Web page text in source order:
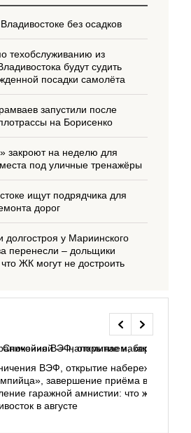
без осадков
техобслуживанию из
будут судить
посадки самолёта
запустили после
на Борисенко
закроют на неделю для
места под уличные тренажёры
ищут подрядчика для
дорог
долгостроя у Мариинского
перенесли – дольщики
ЖК могут не достроить
ВЭФ, открытие набережной у
завершение приёма в вузы,
гаражной амнистии: что ждёт
в августе